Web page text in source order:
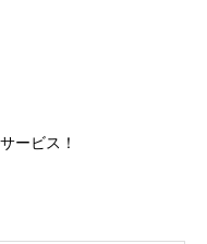
ービス！